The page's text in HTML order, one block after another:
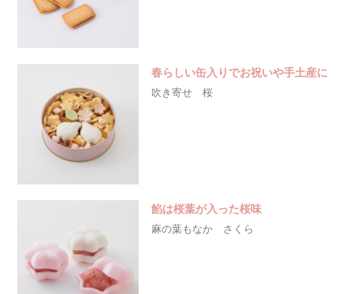
春らしい缶入りでお祝いや手土産に
吹き寄せ 桜
餡は桜葉が入った桜味
麻の葉もなか さくら